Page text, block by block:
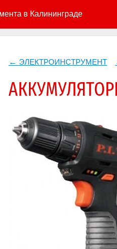
в Калининграде
ЭЛЕКТРОИНСТРУМЕНТ